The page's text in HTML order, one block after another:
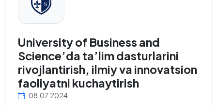
University of Business and
Science’da ta’lim dasturlarini
rivojlantirish, ilmiy va innovatsion
faoliyatni kuchaytirish
08.07.2024